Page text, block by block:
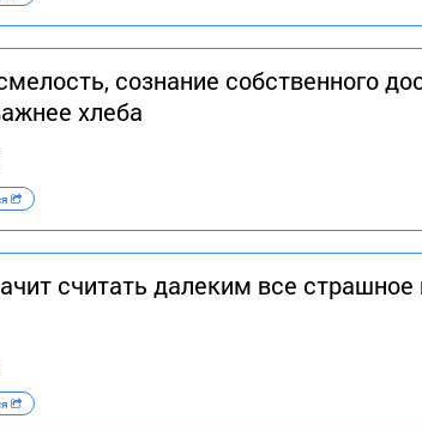
сознание собственного
хлеба
считать далеким все